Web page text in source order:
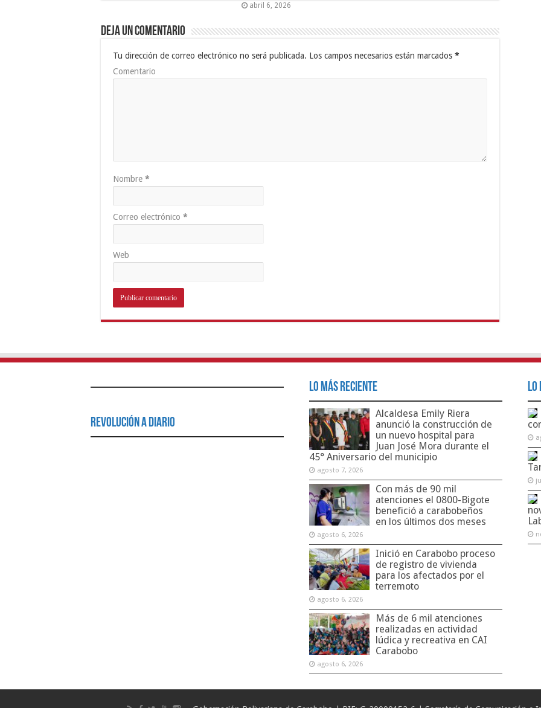
abril 6, 2026
Deja un comentario
Tu dirección de correo electrónico no será publicada. Los campos necesarios están marcados *
Comentario
Nombre *
Correo electrónico *
Web
Revolución a Diario
Lo Más Reciente
Alcaldesa Emily Riera
anunció la construcción de
un nuevo hospital para
Juan José Mora durante el
45° Aniversario del municipio
agosto 7, 2026
Con más de 90 mil
atenciones el 0800-Bigote
benefició a carabobeños
en los últimos dos meses
agosto 6, 2026
Inició en Carabobo proceso
de registro de vivienda
para los afectados por el
terremoto
agosto 6, 2026
Más de 6 mil atenciones
realizadas en actividad
lúdica y recreativa en CAI
Carabobo
agosto 6, 2026
Lo